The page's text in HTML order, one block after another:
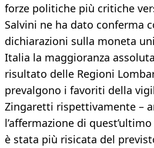
forze politiche più critiche
Salvini ne ha dato conferma
dichiarazioni sulla moneta
Italia la maggioranza
risultato delle Regioni
prevalgono i favoriti della
Zingaretti rispettivamente –
l’affermazione di
è stata più risicata del